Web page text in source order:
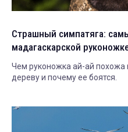
Страшный симпатяга:
мадагаскарской
Чем руконожка ай-ай похожа
дереву и почему ее боятся.